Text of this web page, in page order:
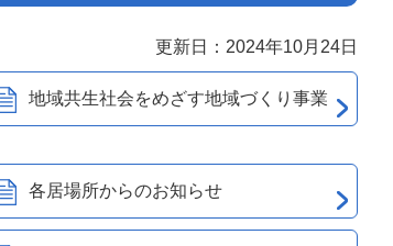
更新日：2024年10月24日
地域共生社会をめざす地域づくり事業
各居場所からのお知らせ